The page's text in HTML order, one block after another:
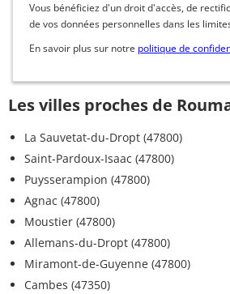
Vous bénéficiez d'un droit d'accès, de
de vos données personnelles dans les
En savoir plus sur notre politique de
Les villes proches de
La Sauvetat-du-Dropt (47800)
Saint-Pardoux-Isaac (47800)
Puysserampion (47800)
Agnac (47800)
Moustier (47800)
Allemans-du-Dropt (47800)
Miramont-de-Guyenne (47800)
Cambes (47350)